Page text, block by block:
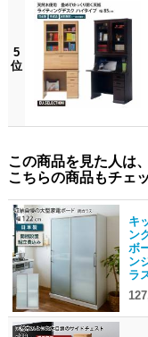
5
位
この商品を見た人は、
こちらの商品もチェ
キ
ン
ボ
ン
ラ